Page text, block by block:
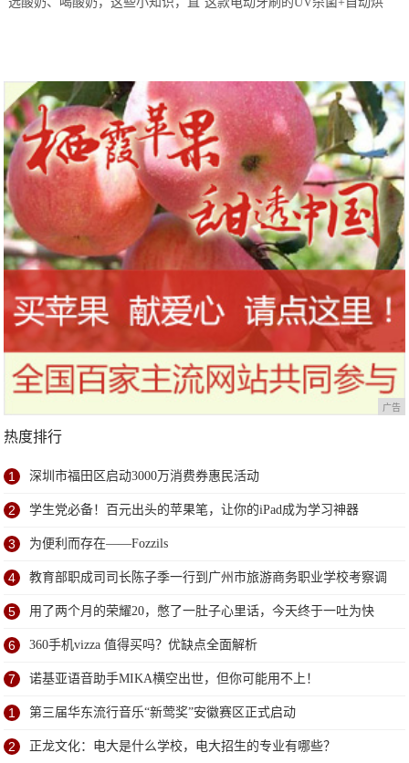
广告
热度排行
1 深圳市福田区启动3000万消费券惠民活动
2 学生党必备！百元出头的苹果笔，让你的iPad成为学习神器
3 为便利而存在——Fozzils
4 教育部职成司司长陈子季一行到广州市旅游商务职业学校考察调
研
5 用了两个月的荣耀20，憋了一肚子心里话，今天终于一吐为快
6 360手机vizza 值得买吗？优缺点全面解析
7 诺基亚语音助手MIKA横空出世，但你可能用不上！
1 第三届华东流行音乐“新莺奖”安徽赛区正式启动
2 正龙文化：电大是什么学校，电大招生的专业有哪些？